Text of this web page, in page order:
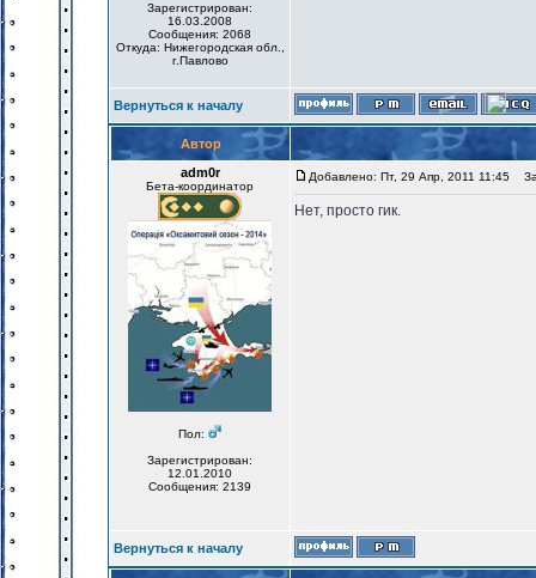
Зарегистрирован:
16.03.2008
Сообщения: 2068
Откуда: Нижегородская обл.,
г.Павлово
Вернуться к началу
Автор
adm0r
Бета-координатор
Пол:
Зарегистрирован:
12.01.2010
Сообщения: 2139
Добавлено: Пт, 29 Апр, 2011 11:45
Нет, просто гик.
Вернуться к началу